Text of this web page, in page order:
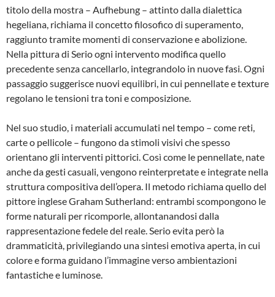
titolo della mostra – Aufhebung – attinto dalla dialettica
hegeliana, richiama il concetto filosofico di superamento,
raggiunto tramite momenti di conservazione e abolizione.
Nella pittura di Serio ogni intervento modifica quello
precedente senza cancellarlo, integrandolo in nuove fasi. Ogni
passaggio suggerisce nuovi equilibri, in cui pennellate e texture
regolano le tensioni tra toni e composizione.
Nel suo studio, i materiali accumulati nel tempo – come reti,
carte o pellicole – fungono da stimoli visivi che spesso
orientano gli interventi pittorici. Così come le pennellate, nate
anche da gesti casuali, vengono reinterpretate e integrate nella
struttura compositiva dell’opera. Il metodo richiama quello del
pittore inglese Graham Sutherland: entrambi scompongono le
forme naturali per ricomporle, allontanandosi dalla
rappresentazione fedele del reale. Serio evita però la
drammaticità, privilegiando una sintesi emotiva aperta, in cui
colore e forma guidano l’immagine verso ambientazioni
fantastiche e luminose.